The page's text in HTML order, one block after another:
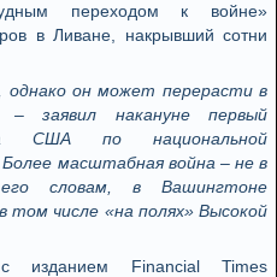
переходом к войне»
в Ливане, накрывший сотни
он может перерасти в
заявил накануне первый
США по национальной
масштабная война – не в
словам, в Вашингтоне
том числе «на полях» Высокой
изданием Financial Times